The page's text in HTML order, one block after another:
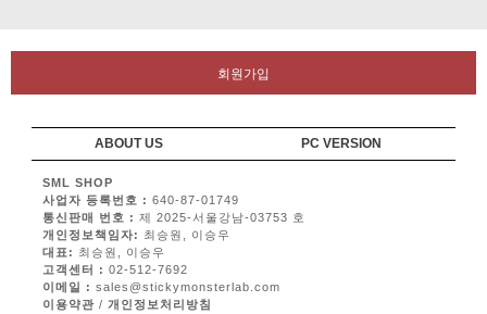
회원가입
ABOUT US PC VERSION
SML SHOP
사업자 등록번호 : 640-87-01749
통신판매 번호 : 제 2025-서울강남-03753 호
개인정보책임자: 최승원, 이승우
대표: 최승원, 이승우
고객센터 : 02-512-7692
이메일 : sales@stickymonsterlab.com
이용약관 / 개인정보처리방침